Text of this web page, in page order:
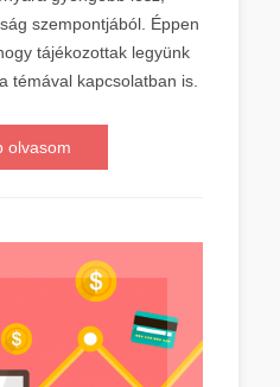
szempontjából. Éppen
tájékozottak legyünk
témával kapcsolatban is.
olvasom